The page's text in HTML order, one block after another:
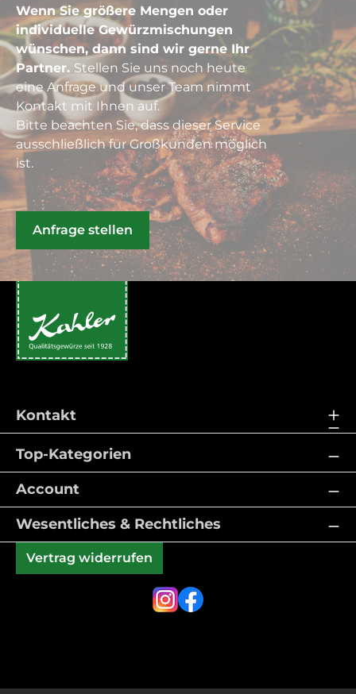
Wenn Sie größere Mengen oder
individuelle Gewürzmischungen
wünschen, dann sind wir gerne Ihr
Partner. Stellen Sie uns noch heute
eine Anfrage und unser Team nimmt
Kontakt mit Ihnen auf.
Bitte beachten Sie, dass dieser Service
ausschließlich für Großkunden möglich
ist.
Anfrage stellen
Kontakt
Top-Kategorien
Account
Wesentliches & Rechtliches
Vertrag widerrufen